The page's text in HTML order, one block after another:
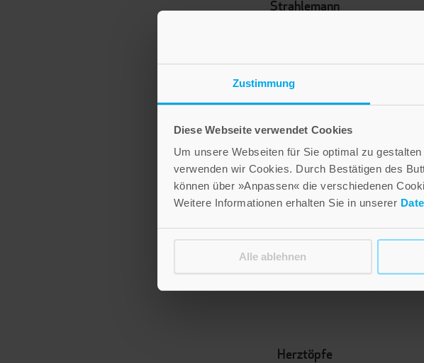
Zustimmung
Diese Webseite verwendet Cookies
Um unsere Webseiten für Sie optimal zu
verwenden wir Cookies. Durch Bestätigen des
können über »Anpassen« die verschiedenen
Weitere Informationen erhalten Sie in unserer
Alle ablehnen
Strahlemann
IN DEN WARENKORB
Herztöpfe